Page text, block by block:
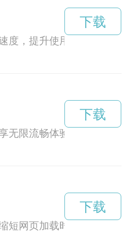
，提升使用体验。
下载
无限流畅体验。
下载
网页加载时间，保证不
下载